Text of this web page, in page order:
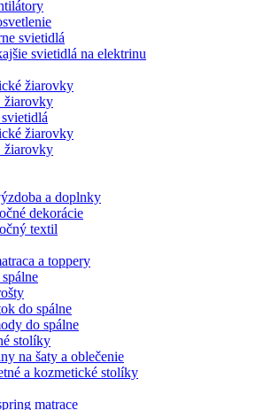
svietidlá
svietidlá na elektrinu
žiarovky
žiarovky
žiarovky
žiarovky
a doplnky
dekorácie
textil
a toppery
do spálne
do spálne
stolíky
na šaty a oblečenie
a kozmetické stolíky
matrace